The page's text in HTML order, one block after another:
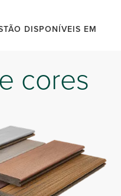
DISPONÍVEIS EM
cores